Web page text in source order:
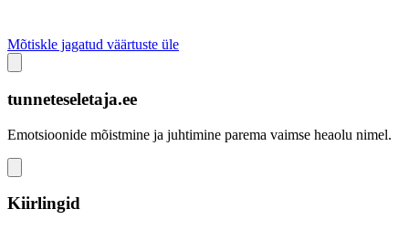
Mõtiskle jagatud väärtuste üle
tunneteseletaja.ee
Emotsioonide mõistmine ja juhtimine parema vaimse heaolu nimel.
Kiirlingid